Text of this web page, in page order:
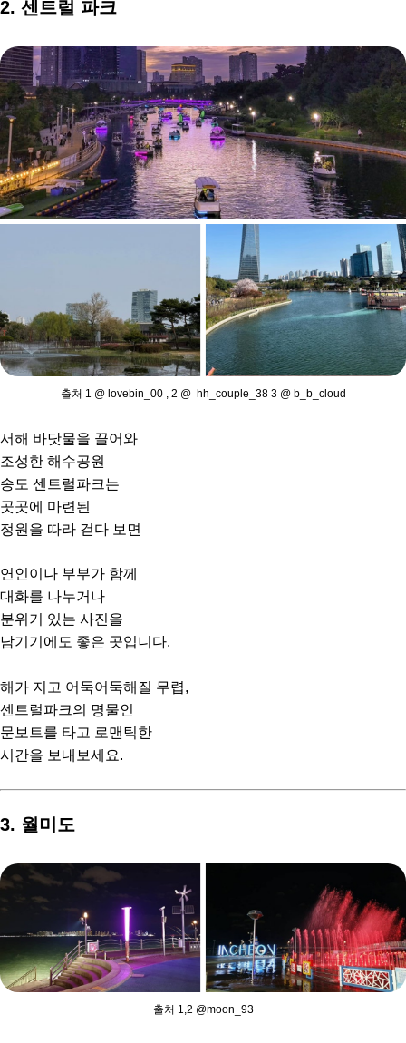
2. 센트럴 파크
출처 1 @ lovebin_00 , 2 @ hh_couple_38 3 @ b_b_cloud
서해 바닷물을 끌어와
조성한 해수공원
송도 센트럴파크는
곳곳에 마련된
정원을 따라 걷다 보면
연인이나 부부가 함께
대화를 나누거나
분위기 있는 사진을
남기기에도 좋은 곳입니다.
해가 지고 어둑어둑해질 무렵,
센트럴파크의 명물인
문보트를 타고 로맨틱한
시간을 보내보세요.
3. 월미도
출처 1,2 @moon_93